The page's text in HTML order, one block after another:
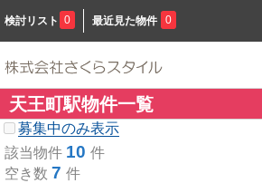
検討リスト 0 最近見た物件 0
天王町駅物件一覧
募集中のみ表示
該当物件 10 件
空き数 7 件